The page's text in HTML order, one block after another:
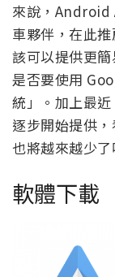
來說，Android
車夥伴，在此
該可以提供更
是否要使用
統」。加上最
逐步開始提供
也將越來越少了
軟體下載